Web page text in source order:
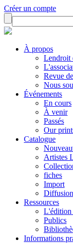
Créer un compte
À propos
Lendroit
Revue
Nous
Événements
En cours
À venir
Passés
Our
Catalogue
Artistes
fiches
Import
Ressources
L'édition
Publics
Informations